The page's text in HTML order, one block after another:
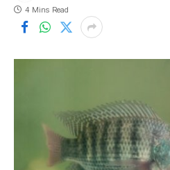
4 Mins Read